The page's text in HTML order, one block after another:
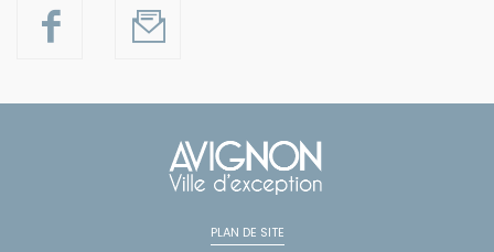
PLAN DE SITE